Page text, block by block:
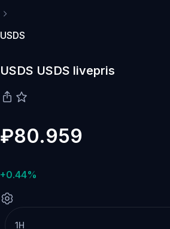
USDS
USDS USDS livepris
₽80.959
+0.44%
1H